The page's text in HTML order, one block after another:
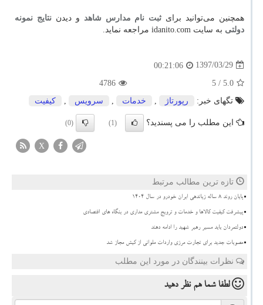
همچنین می‌توانید برای ثبت نام مدارس شاهد و دیدننتایج نمونه
دولتی به سایت idanito.com مراجعه نماید.
1397/03/29
00:21:06
5.0
/ 5
4786
تگهای خبر:
رپورتاژ , خدمات , سرویس , كیفیت
این مطلب را می پسندید؟ (1)
(0)
X
تازه ترین مطالب مرتبط
پایان روند ۸ ساله زیاندهی ایران خودرو در سال ۱۴۰۴
پیشرفت کیفیت کالاها و خدمات و ترویج مشتری مداری در بنگاه های اقتصادی
دولتمردان باید مسیر رهبر شهید را ادامه دهند
مصوبات جدید برای تجارت مرزی واردات ملوانی از کیش مجاز شد
نظرات بینندگان در مورد این مطلب
لطفا شما همنظر دهید